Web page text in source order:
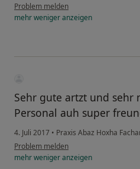
Problem melden
mehrwenigeranzeigen
Sehr gute artzt und sehr
Personal auh super
4. Juli 2017 • Praxis Abaz Hoxha
Problem melden
mehrwenigeranzeigen